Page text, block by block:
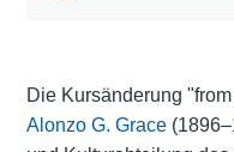
Die Kursänderung
Alonzo G. Grace